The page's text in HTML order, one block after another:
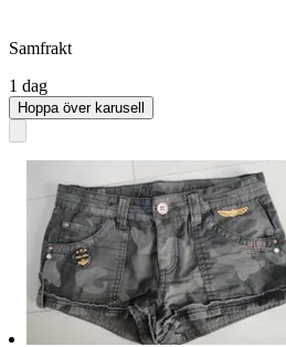
Samfrakt
1 dag
Hoppa över karusell